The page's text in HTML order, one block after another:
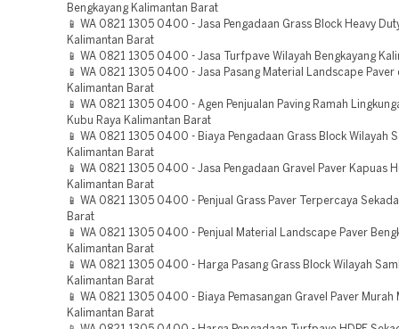
Bengkayang Kalimantan Barat
📱 WA 0821 1305 0400 - Jasa Pengadaan Grass Block Heavy
Kalimantan Barat
📱 WA 0821 1305 0400 - Jasa Turfpave Wilayah Bengkayang
📱 WA 0821 1305 0400 - Jasa Pasang Material Landscape Paver
Kalimantan Barat
📱 WA 0821 1305 0400 - Agen Penjualan Paving Ramah
Kubu Raya Kalimantan Barat
📱 WA 0821 1305 0400 - Biaya Pengadaan Grass Block Wilayah
Kalimantan Barat
📱 WA 0821 1305 0400 - Jasa Pengadaan Gravel Paver Kapuas
Kalimantan Barat
📱 WA 0821 1305 0400 - Penjual Grass Paver Terpercaya
Barat
📱 WA 0821 1305 0400 - Penjual Material Landscape Paver
Kalimantan Barat
📱 WA 0821 1305 0400 - Harga Pasang Grass Block Wilayah
Kalimantan Barat
📱 WA 0821 1305 0400 - Biaya Pemasangan Gravel Paver Murah
Kalimantan Barat